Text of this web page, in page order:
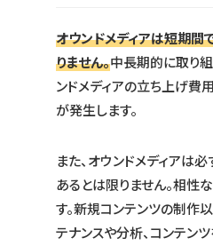
オウンドメディアは短期
りません。中長期的に取り組
ンドメディアの立ち上げ費
が発生します。
また、オウンドメディアは
あるとは限りません。相性
す。新規コンテンツの制作
テナンスや分析、コンテン